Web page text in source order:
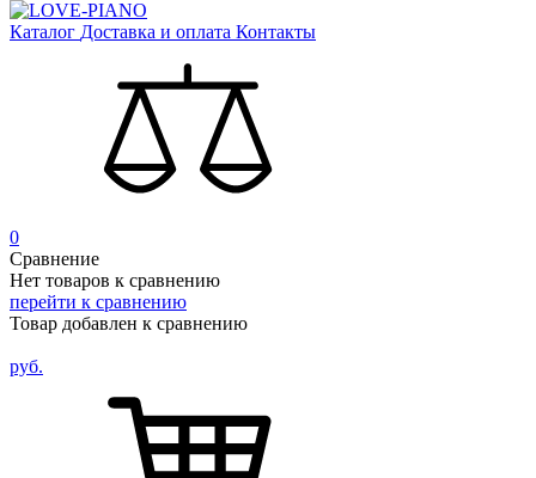
Каталог Доставка и оплата Контакты
0
Сравнение
Нет товаров к сравнению
перейти к сравнению
Товар добавлен к сравнению
руб.